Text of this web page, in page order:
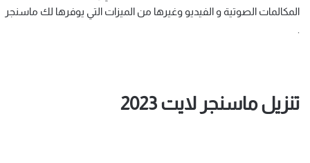
المكالمات الصوتية و الفيديو وغيرها من الميزات التي يوفرها لك ماسنجر
تنزيل ماسنجر لايت 2023